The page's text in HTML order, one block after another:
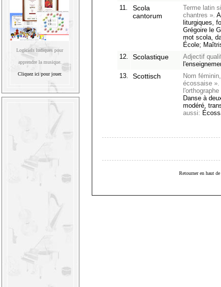
Logiciels ludiques pour
apprendre la musique.
Cliquez ici pour jouer.
11.
Scola
cantorum
Terme latin
chantres ».
liturgiques,
Grégoire le
mot scola,
École;
12.
Scolastique
Adjectif
13.
Scottisch
Nom
écossaise
Danse à
modéré,
aussi:
Retourner en haut de